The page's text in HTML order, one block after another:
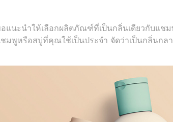
นะนำให้เลือกผลิตภัณฑ์ที่เป็นกลิ่นเดียวกับแชม
มพูหรือสบู่ที่คุณใช้เป็นประจำ จัดว่าเป็นกลิ่นก